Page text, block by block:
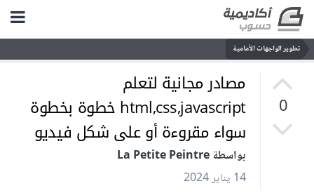
تطوير الواجهات الأمامية
0
مصادر مجانية لتعلم
html,css,javascript خطوة بخطوة
سواء مقروءة أو على شكل فيديو
بواسطة La Petite Peintre
14 يناير 2024